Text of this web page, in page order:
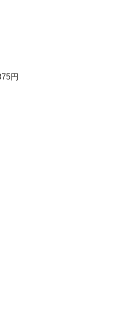
円